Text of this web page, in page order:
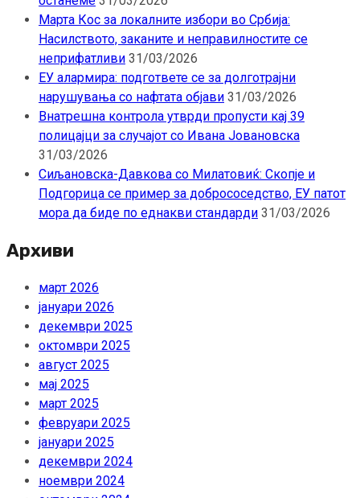
Марта Кос за локалните избори во Србија:
Насилството, заканите и неправилностите се
неприфатливи 31/03/2026
ЕУ алармира: подгответе се за долготрајни
нарушувања со нафтата објави 31/03/2026
Внатрешна контрола утврди пропусти кај 39
полицајци за случајот со Ивана Јовановска
31/03/2026
Сиљановска-Давкова со Милатовиќ: Скопје и
Подгорица се пример за добрососедство, ЕУ патот
мора да биде по еднакви стандарди 31/03/2026
Архиви
март 2026
јануари 2026
декември 2025
октомври 2025
август 2025
мај 2025
март 2025
февруари 2025
јануари 2025
декември 2024
ноември 2024